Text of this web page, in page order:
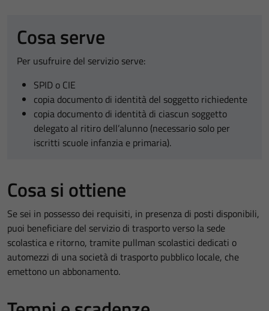
Cosa serve
Per usufruire del servizio serve:
SPID o CIE
copia documento di identità del soggetto richiedente
copia documento di identità di ciascun soggetto
delegato al ritiro dell’alunno (necessario solo per
iscritti scuole infanzia e primaria).
Cosa si ottiene
Se sei in possesso dei requisiti, in presenza di posti disponibili,
puoi beneficiare del servizio di trasporto verso la sede
scolastica e ritorno, tramite pullman scolastici dedicati o
automezzi di una società di trasporto pubblico locale, che
emettono un abbonamento.